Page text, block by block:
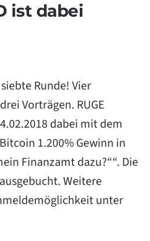
ist dabei
Runde! Vier
Vorträgen. RUGE
dabei mit dem
1.200% Gewinn in
Finanzamt dazu?““. Die
Weitere
unter